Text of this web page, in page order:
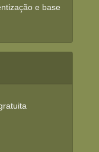
e base